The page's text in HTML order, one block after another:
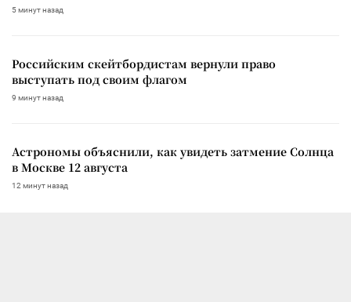
5 минут назад
Российским скейтбордистам вернули право
выступать под своим флагом
9 минут назад
Астрономы объяснили, как увидеть затмение Солнца
в Москве 12 августа
12 минут назад